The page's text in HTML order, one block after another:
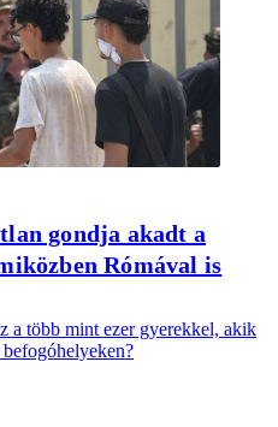
gondja akadt a
Rómával is
a több mint ezer gyerekkel, akik